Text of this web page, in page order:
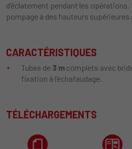
d’éclatement pendant les
pompage à des hauteurs supérieures
CARACTÉRISTIQUES
Tubes de 3 m complets avec
fixation à l’échafaudage.
TÉLÉCHARGEMENTS